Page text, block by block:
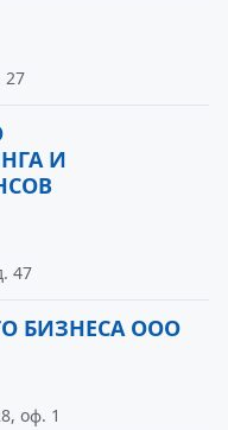
27
И
47
БИЗНЕСА ООО
оф. 1